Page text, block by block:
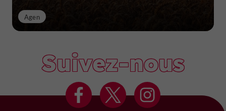
Agen
Suivez-nous